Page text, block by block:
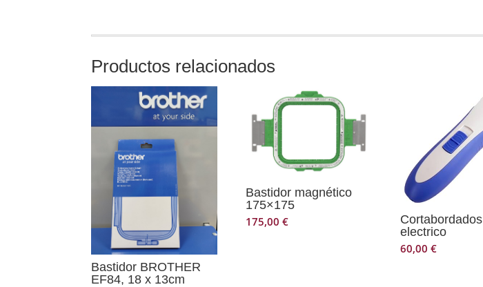
Productos relacionados
Bastidor BROTHER
EF84, 18 x 13cm
Bastidor magnético
175×175
175,00€
Cortabordados
electrico
60,00€